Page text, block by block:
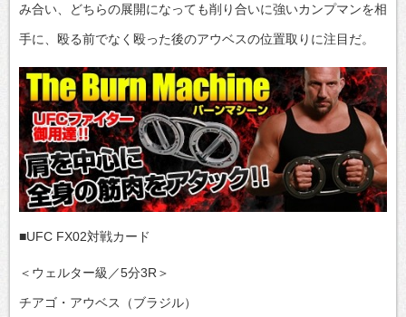
み合い、どちらの展開になっても削り合いに強いカンプマンを相
手に、殴る前でなく殴った後のアウベスの位置取りに注目だ。
■UFC FX02対戦カード
＜ウェルター級／5分3R＞
チアゴ・アウベス（ブラジル）